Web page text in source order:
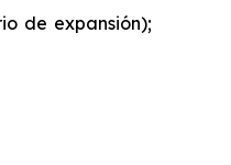
de expansión);